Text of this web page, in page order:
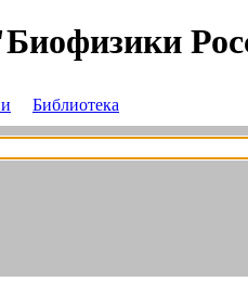
Библиотека